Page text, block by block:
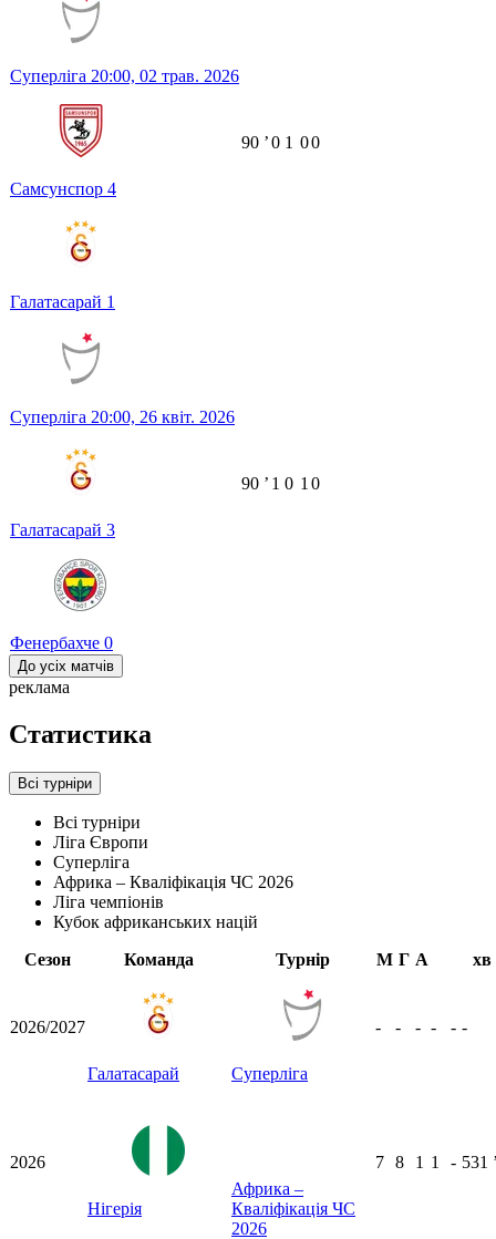
Суперліга 20:00, 02 трав. 2026
Самсунспор 4
Галатасарай 1
90 ʼ0 1 00
Суперліга 20:00, 26 квіт. 2026
Галатасарай 3
Фенербахче 0
90 ʼ 1 0 1 0
До усіх матчів
реклама
Статистика
Всі турніри
Всі турніри
Ліга Європи
Суперліга
Африка – Кваліфікація ЧС 2026
Ліга чемпіонів
Кубок африканських націй
Сезон
Команда Турнір М Г А хв
2026/2027
Галатасарай Суперліга
- - - - - -
2026
Нігерія
Африка –
Кваліфікація ЧС
2026
7 8 1 1 - 531